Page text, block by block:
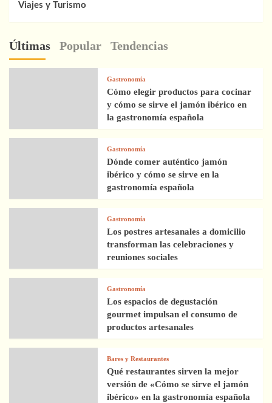
Viajes y Turismo
Últimas Popular Tendencias
Gastronomía
Cómo elegir productos para cocinar
y cómo se sirve el jamón ibérico en
la gastronomía española
Gastronomía
Dónde comer auténtico jamón
ibérico y cómo se sirve en la
gastronomía española
Gastronomía
Los postres artesanales a domicilio
transforman las celebraciones y
reuniones sociales
Gastronomía
Los espacios de degustación
gourmet impulsan el consumo de
productos artesanales
Bares y Restaurantes
Qué restaurantes sirven la mejor
versión de «Cómo se sirve el jamón
ibérico» en la gastronomía española